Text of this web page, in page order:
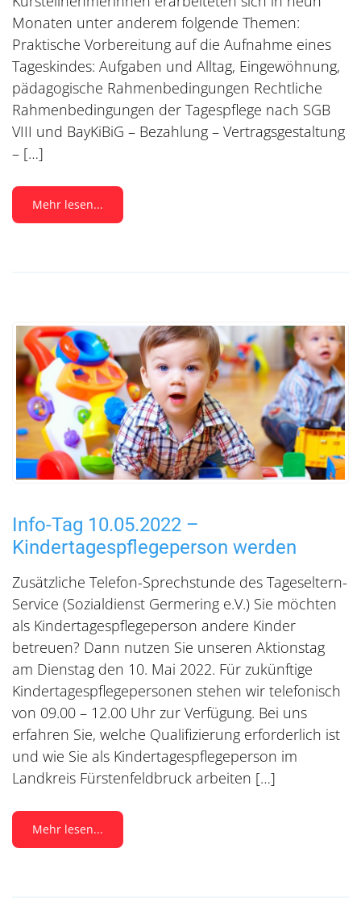
Monaten unter anderem folgende Themen:
Praktische Vorbereitung auf die Aufnahme eines
Tageskindes: Aufgaben und Alltag, Eingewöhnung,
pädagogische Rahmenbedingungen Rechtliche
Rahmenbedingungen der Tagespflege nach SGB
VIII und BayKiBiG – Bezahlung – Vertragsgestaltung
– […]
Mehr lesen...
Info-Tag 10.05.2022 –
Kindertagespflegeperson werden
Zusätzliche Telefon-Sprechstunde des Tageseltern-
Service (Sozialdienst Germering e.V.) Sie möchten
als Kindertagespflegeperson andere Kinder
betreuen? Dann nutzen Sie unseren Aktionstag
am Dienstag den 10. Mai 2022. Für zukünftige
Kindertagespflegepersonen stehen wir telefonisch
von 09.00 – 12.00 Uhr zur Verfügung. Bei uns
erfahren Sie, welche Qualifizierung erforderlich ist
und wie Sie als Kindertagespflegeperson im
Landkreis Fürstenfeldbruck arbeiten […]
Mehr lesen...